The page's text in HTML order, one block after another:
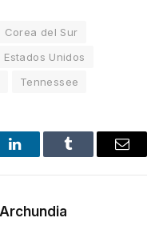
Corea del Sur
Estados Unidos
Tennessee
LinkedInTumblr Email